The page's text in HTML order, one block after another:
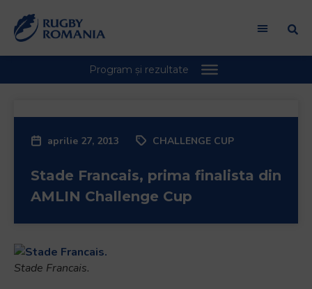
aprilie 27, 2013 CHALLENGE CUP
Stade Francais, prima finalista din
AMLIN Challenge Cup
Stade Francais.